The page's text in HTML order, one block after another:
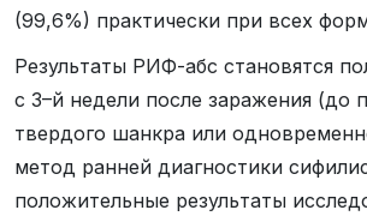
(99,6%) практически при всех
Результаты РИФ-абс становятся
с 3–й недели после заражения (до
твердого шанкра или
метод ранней диагностики
положительные результаты